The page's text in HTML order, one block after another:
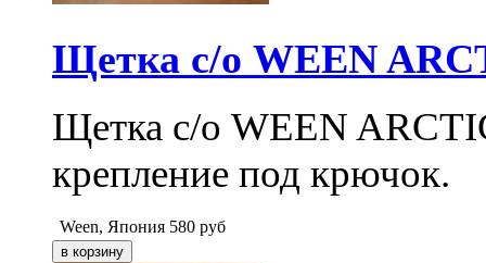
Щетка с/о WEEN
Щетка с/о WEEN
крепление под крючок.
Ween, Япония 580 руб